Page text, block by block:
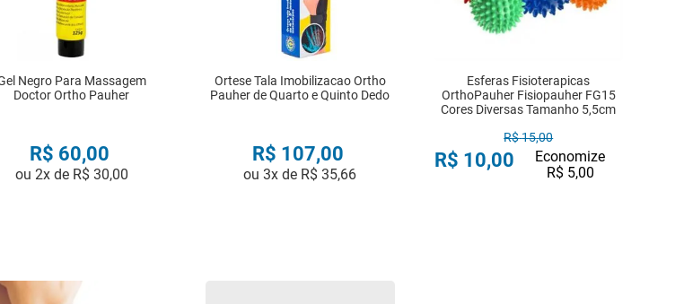
Negro Para Massagem
Doctor Ortho Pauher
R$ 60,00
ou 2x de R$ 30,00
Ortese Tala Imobilizacao Ortho
Pauher de Quarto e Quinto Dedo
R$ 107,00
ou3x de R$ 35,66
Esferas Fisioterapicas
OrthoPauher Fisiopauher FG15
Cores Diversas Tamanho 5,5cm
R$15,00
R$ 10,00
Economize
R$ 5,00